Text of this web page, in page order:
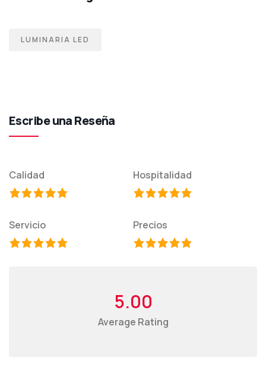
LUMINARIA LED
Escribe una Reseña
Calidad Hospitalidad
Servicio Precios
5.00
Average Rating